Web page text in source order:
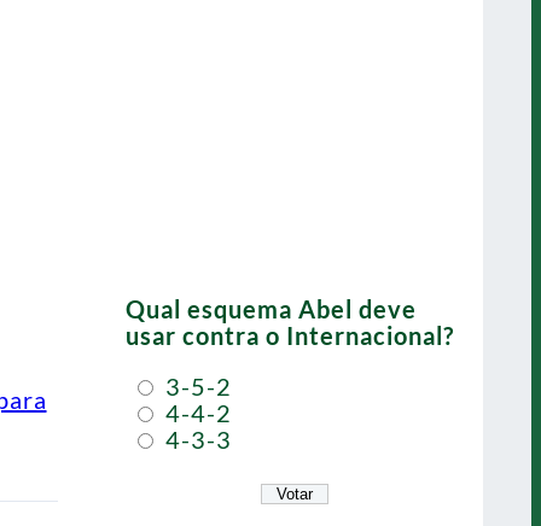
Qual esquema Abel deve
usar contra o Internacional?
3-5-2
4-4-2
4-3-3